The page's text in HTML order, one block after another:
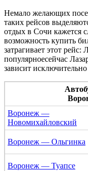
Немало желающих
таких рейсов
отдых в Сочи кажется
возможность купить
затрагивает этот
популярноесейчас
зависит
Воронеж —
Новомихайловский
Воронеж — Ольгинка
Воронеж — Туапсе